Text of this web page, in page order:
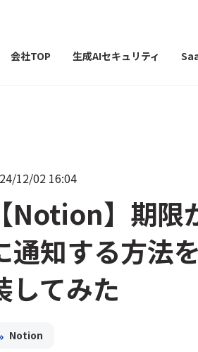
会社TOP 生成AIセキュリティ
12/02 16:04
【Notion】期
通知する方法
してみた
Notion